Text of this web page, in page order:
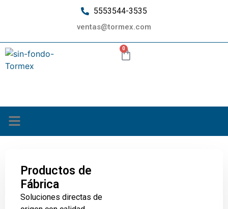
5553544-3535
ventas@tormex.com
0
Productos de
Fábrica
Soluciones directas de